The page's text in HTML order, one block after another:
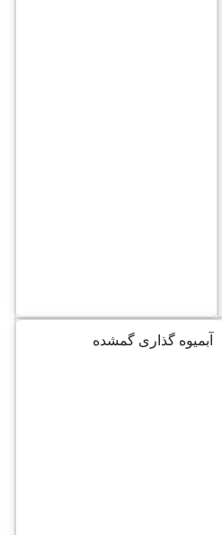
آبمیوه گذاری گمشده